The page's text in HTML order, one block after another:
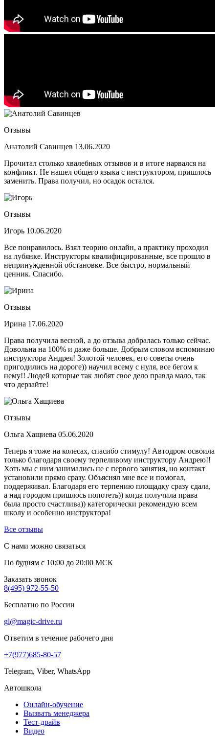
Отзывы
Анатолий Савинцев 13.06.2020
Прочитал столько хвалебных отзывов и в итоге нарвался на
конфликт. Не нашел общего языка с инструктором, пришлось
заменить. Права получил, но осадок остался.
Отзывы
Игорь 10.06.2020
Все понравилось. Взял теорию онлайн, а практику проходил
на лубянке. Инструкторы квалифицированные, все прошло в
непринужденной обстановке. Все быстро, нормальный
ценник. Спасибо.
Отзывы
Ирина 17.06.2020
Права получила весной, а до отзыва добралась только сейчас.
Довольна на 100% и даже больше. Добрым словом вспоминаю
инструктора Андрея! Золотой человек, его советы очень
пригодились на дороге)) научил всему с нуля, все бегом к
нему!! Людей которые так любят свое дело правда мало, так
что дерзайте!
Отзывы
Ольга Хащиева 05.06.2020
Теперь я тоже на колесах, спасибо стимулу! Автодром освоила
только благодаря своему терпеливому инструктору Андрею!!
Хоть мы с ним занимались не с первого занятия, но контакт
установили прямо сразу. Объяснял мне все и помогал,
поддерживал. Благодаря его терпению площадку сразу сдала,
а над городом пришлось попотеть)) когда получила права
была просто счастлива)) категорически рекомендую всем
школу и особенно инструктора!
Все отзывы
С нами можно связаться
По будням с 10:00 до 20:00 МСК
Заказать звонок
8(495) 972-55-50
Бесплатно по России
gl@magic-drive.ru
Ответим в течение рабочего дня
+7(977)685-80-57
Telegram, Viber, WhatsApp
Автошкола
Онлайн-обучение
Вызвать менеджера
Тест-драйв
Видео